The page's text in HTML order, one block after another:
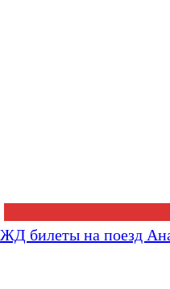
ЖД билеты на поезд